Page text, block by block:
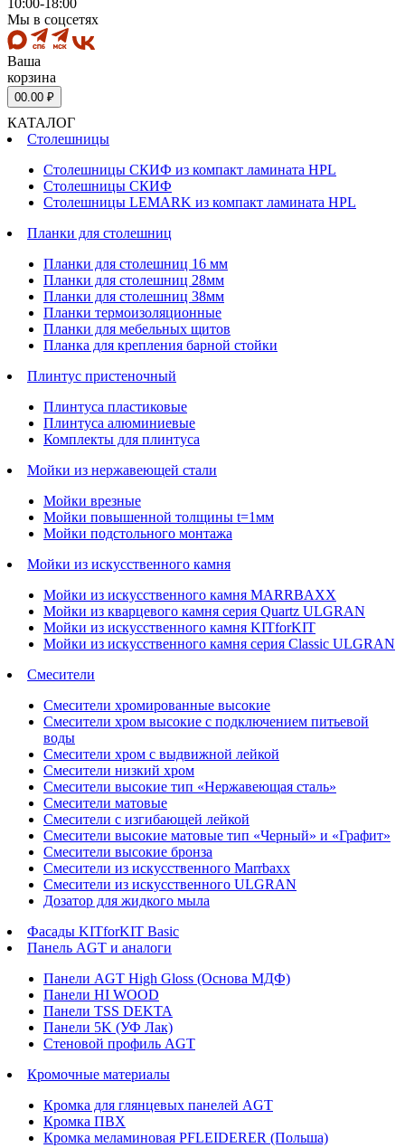
10:00-18:00
Мы в соцсетях
Ваша
корзина
00.00 ₽
КАТАЛОГ
Столешницы
Столешницы СКИФ из компакт ламината HPL
Столешницы СКИФ
Столешницы LEMARK из компакт ламината HPL
Планки для столешниц
Планки для столешниц 16 мм
Планки для столешниц 28мм
Планки для столешниц 38мм
Планки термоизоляционные
Планки для мебельных щитов
Планка для крепления барной стойки
Плинтус пристеночный
Плинтуса пластиковые
Плинтуса алюминиевые
Комплекты для плинтуса
Мойки из нержавеющей стали
Мойки врезные
Мойки повышенной толщины t=1мм
Мойки подстольного монтажа
Мойки из искусственного камня
Мойки из искусственного камня MARRBAXX
Мойки из кварцевого камня серия Quartz ULGRAN
Мойки из искусственного камня KITforKIT
Мойки из искусственного камня серия Classic ULGRAN
Смесители
Смесители хромированные высокие
Смесители хром высокие с подключением питьевой
воды
Смесители хром с выдвижной лейкой
Смесители низкий хром
Смесители высокие тип «Нержавеющая сталь»
Смесители матовые
Смесители с изгибающей лейкой
Смесители высокие матовые тип «Черный» и «Графит»
Смесители высокие бронза
Смесители из искусственного Marrbaxx
Смесители из искусственного ULGRAN
Дозатор для жидкого мыла
Фасады KITforKIT Basic
Панель AGT и аналоги
Панели AGT High Gloss (Основа МДФ)
Панели HI WOOD
Панели TSS DEKTA
Панели 5K (УФ Лак)
Стеновой профиль AGT
Кромочные материалы
Кромка для глянцевых панелей AGT
Кромка ПВХ
Кромка меламиновая PFLEIDERER (Польша)